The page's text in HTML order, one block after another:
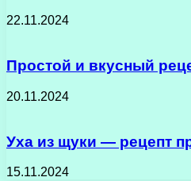
22.11.2024
Простой и вкусный
20.11.2024
Уха из щуки — рецепт
15.11.2024